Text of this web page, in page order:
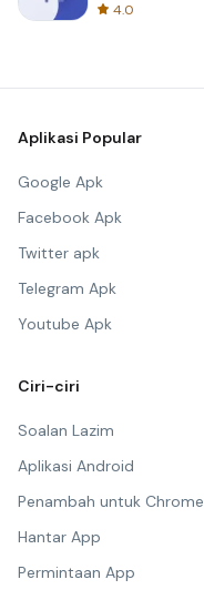
4.0
Aplikasi Popular
Google Apk
Facebook Apk
Twitter apk
Telegram Apk
Youtube Apk
Ciri-ciri
Soalan Lazim
Aplikasi Android
Penambah untuk Chrome
Hantar App
Permintaan App